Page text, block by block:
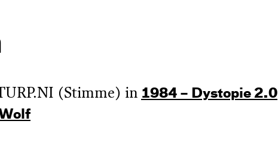
(Stimme) in 1984 – Dystopie 2.0